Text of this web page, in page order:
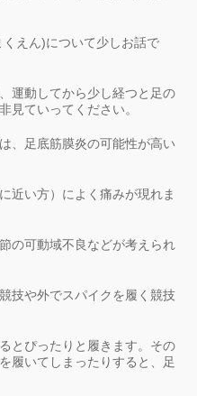
えん)について少しお話で
運動してから少し経つと足の
見ていってください。
、足底筋膜炎の可能性が高い
近い方）によく痛みが現れま
の可動域不良などが考えられ
技や外でスパイクを履く競技
とぴったりと履きます。その
履いてしまったりすると、足